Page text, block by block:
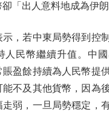
「出人意料地成為伊朗
若中東局勢得到控制
人民幣繼續升值。中
盈餘持續為人民幣提
能不及其他貨幣，因為
弱，一旦局勢穩定，